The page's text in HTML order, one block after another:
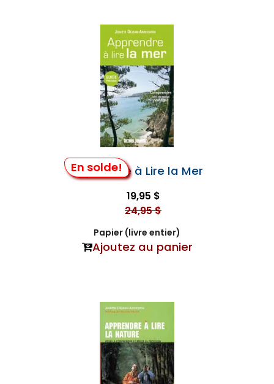
En solde!
Apprendre à Lire la Mer
19,95 $
24,95 $
Papier (livre entier)
Ajoutez au panier